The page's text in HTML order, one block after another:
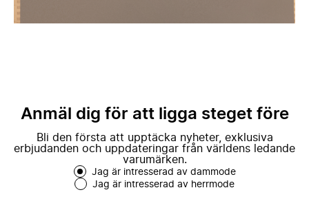
Anmäl dig för att ligga steget före
Bli den första att upptäcka nyheter, exklusiva
erbjudanden och uppdateringar från världens ledande
varumärken.
Jag är intresserad av dammode
Jag är intresserad av herrmode